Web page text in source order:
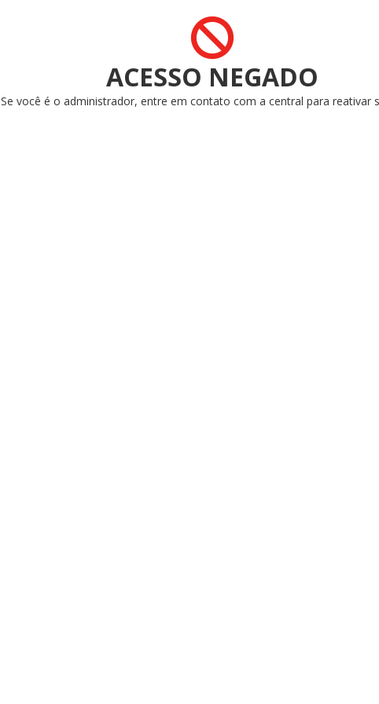
ACESSO NEGADO
Se você é o administrador, entre em contato com a central para reativar